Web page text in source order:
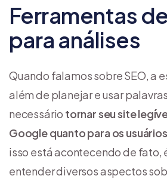
Ferramentas
para análises
Quando falamos sobre SEO, a
além de planejar e usar
necessário tornar seu site
Google quanto para os usuários
isso está acontecendo de fato,
entender diversos aspectos